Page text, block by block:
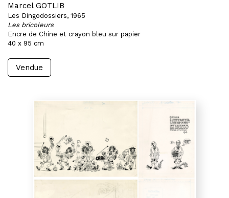
Marcel GOTLIB
Les Dingodossiers, 1965
Les bricoleurs
Encre de Chine et crayon bleu sur papier
40 x 95 cm
Vendue